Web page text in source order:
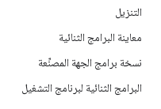
التنزيل
معاينة البرامج الثنائية
نسخة برامج الجهة المصنِّعة
البرامج الثنائية لبرنامج التشغيل